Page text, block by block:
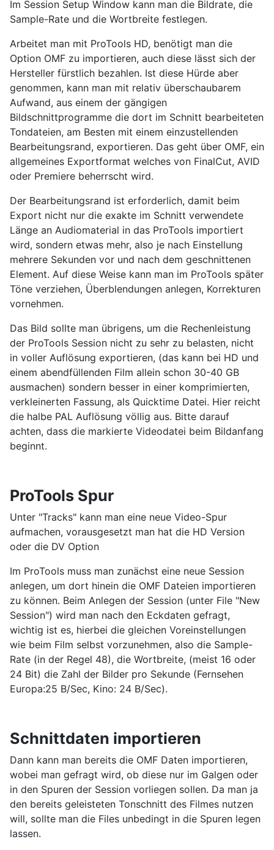
Im Session Setup Window kann man die Bildrate, die
Sample-Rate und die Wortbreite festlegen.
Arbeitet man mit ProTools HD, benötigt man die
Option OMF zu importieren, auch diese lässt sich der
Hersteller fürstlich bezahlen. Ist diese Hürde aber
genommen, kann man mit relativ überschaubarem
Aufwand, aus einem der gängigen
Bildschnittprogramme die dort im Schnitt bearbeiteten
Tondateien, am Besten mit einem einzustellenden
Bearbeitungsrand, exportieren. Das geht über OMF, ein
allgemeines Exportformat welches von FinalCut, AVID
oder Premiere beherrscht wird.
Der Bearbeitungsrand ist erforderlich, damit beim
Export nicht nur die exakte im Schnitt verwendete
Länge an Audiomaterial in das ProTools importiert
wird, sondern etwas mehr, also je nach Einstellung
mehrere Sekunden vor und nach dem geschnittenen
Element. Auf diese Weise kann man im ProTools später
Töne verziehen, Überblendungen anlegen, Korrekturen
vornehmen.
Das Bild sollte man übrigens, um die Rechenleistung
der ProTools Session nicht zu sehr zu belasten, nicht
in voller Auflösung exportieren, (das kann bei HD und
einem abendfüllenden Film allein schon 30-40 GB
ausmachen) sondern besser in einer komprimierten,
verkleinerten Fassung, als Quicktime Datei. Hier reicht
die halbe PAL Auflösung völlig aus. Bitte darauf
achten, dass die markierte Videodatei beim Bildanfang
beginnt.
ProTools Spur
Unter "Tracks" kann man eine neue Video-Spur
aufmachen, vorausgesetzt man hat die HD Version
oder die DV Option
Im ProTools muss man zunächst eine neue Session
anlegen, um dort hinein die OMF Dateien importieren
zu können. Beim Anlegen der Session (unter File "New
Session") wird man nach den Eckdaten gefragt,
wichtig ist es, hierbei die gleichen Voreinstellungen
wie beim Film selbst vorzunehmen, also die Sample-
Rate (in der Regel 48), die Wortbreite, (meist 16 oder
24 Bit) die Zahl der Bilder pro Sekunde (Fernsehen
Europa:25 B/Sec, Kino: 24 B/Sec).
Schnittdaten importieren
Dann kann man bereits die OMF Daten importieren,
wobei man gefragt wird, ob diese nur im Galgen oder
in den Spuren der Session vorliegen sollen. Da man ja
den bereits geleisteten Tonschnitt des Filmes nutzen
will, sollte man die Files unbedingt in die Spuren legen
lassen.